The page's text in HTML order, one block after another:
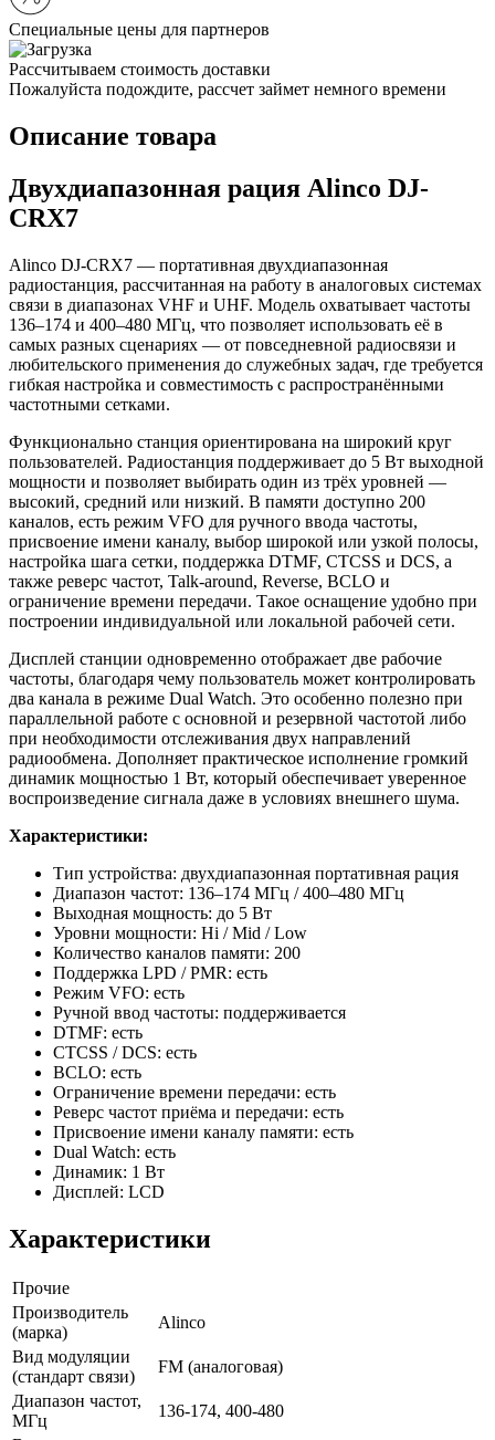
Специальные цены для партнеров
Рассчитываем стоимость доставки
Пожалуйста подождите, рассчет займет немного времени
Описание товара
Двухдиапазонная рация Alinco DJ-
CRX7
Alinco DJ-CRX7 — портативная двухдиапазонная
радиостанция, рассчитанная на работу в аналоговых системах
связи в диапазонах VHF и UHF. Модель охватывает частоты
136–174 и 400–480 МГц, что позволяет использовать её в
самых разных сценариях — от повседневной радиосвязи и
любительского применения до служебных задач, где требуется
гибкая настройка и совместимость с распространёнными
частотными сетками.
Функционально станция ориентирована на широкий круг
пользователей. Радиостанция поддерживает до 5 Вт выходной
мощности и позволяет выбирать один из трёх уровней —
высокий, средний или низкий. В памяти доступно 200
каналов, есть режим VFO для ручного ввода частоты,
присвоение имени каналу, выбор широкой или узкой полосы,
настройка шага сетки, поддержка DTMF, CTCSS и DCS, а
также реверс частот, Talk-around, Reverse, BCLO и
ограничение времени передачи. Такое оснащение удобно при
построении индивидуальной или локальной рабочей сети.
Дисплей станции одновременно отображает две рабочие
частоты, благодаря чему пользователь может контролировать
два канала в режиме Dual Watch. Это особенно полезно при
параллельной работе с основной и резервной частотой либо
при необходимости отслеживания двух направлений
радиообмена. Дополняет практическое исполнение громкий
динамик мощностью 1 Вт, который обеспечивает уверенное
воспроизведение сигнала даже в условиях внешнего шума.
Характеристики:
Тип устройства: двухдиапазонная портативная рация
Диапазон частот: 136–174 МГц / 400–480 МГц
Выходная мощность: до 5 Вт
Уровни мощности: Hi / Mid / Low
Количество каналов памяти: 200
Поддержка LPD / PMR: есть
Режим VFO: есть
Ручной ввод частоты: поддерживается
DTMF: есть
CTCSS / DCS: есть
BCLO: есть
Ограничение времени передачи: есть
Реверс частот приёма и передачи: есть
Присвоение имени каналу памяти: есть
Dual Watch: есть
Динамик: 1 Вт
Дисплей: LCD
Характеристики
Прочие
Производитель
(марка)
Alinco
Вид модуляции
(стандарт связи)
FM (аналоговая)
Диапазон частот,
МГц
136-174, 400-480